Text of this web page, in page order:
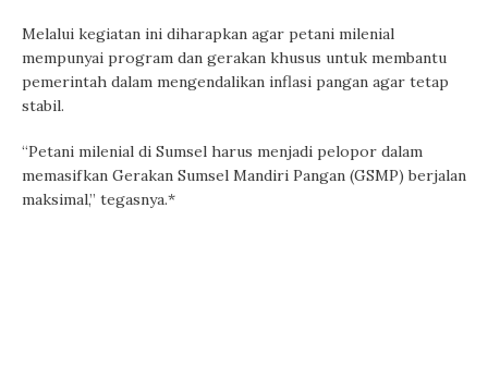
Melalui kegiatan ini diharapkan agar petani milenial
mempunyai program dan gerakan khusus untuk membantu
pemerintah dalam mengendalikan inflasi pangan agar tetap
stabil.
“Petani milenial di Sumsel harus menjadi pelopor dalam
memasifkan Gerakan Sumsel Mandiri Pangan (GSMP) berjalan
maksimal,” tegasnya.*